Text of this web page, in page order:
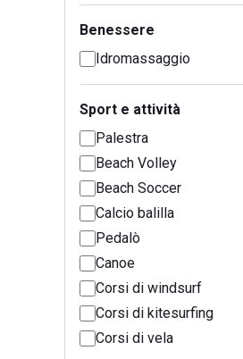
Benessere
Idromassaggio
Sport e attività
Palestra
Beach Volley
Beach Soccer
Calcio balilla
Pedalò
Canoe
Corsi di windsurf
Corsi di kitesurfing
Corsi di vela